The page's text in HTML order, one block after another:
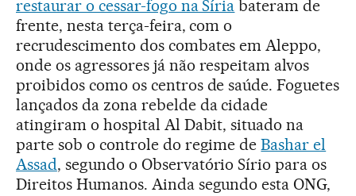
restaurar o cessar-fogo na Síria bateram de
frente, nesta terça-feira, com o
recrudescimento dos combates em Aleppo,
onde os agressores já não respeitam alvos
proibidos como os centros de saúde. Foguetes
lançados da zona rebelde da cidade
atingiram o hospital Al Dabit, situado na
parte sob o controle do regime deBashar el
Assad, segundo o Observatório Sírio para os
Direitos Humanos. Ainda segundo esta ONG,